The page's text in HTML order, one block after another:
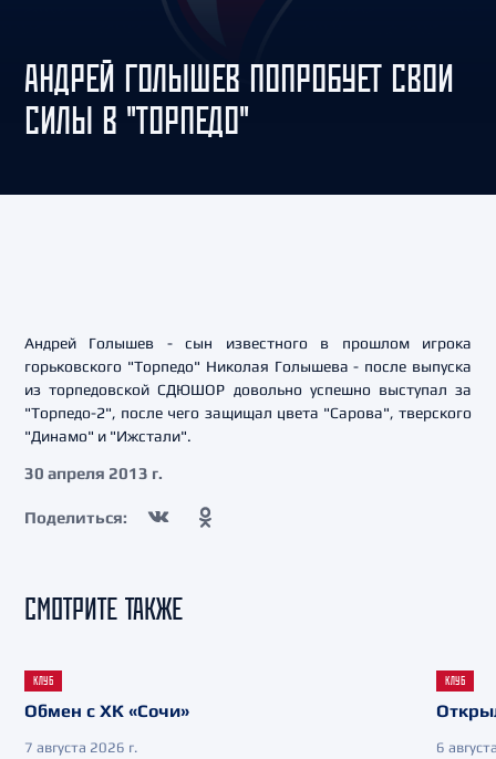
АНДРЕЙ ГОЛЫШЕВ ПОПРОБУЕТ СВОИ
СИЛЫ В "ТОРПЕДО"
Андрей Голышев - сын известного в прошлом игрока
горьковского "Торпедо" Николая Голышева - после выпуска
из торпедовской СДЮШОР довольно успешно выступал за
"Торпедо-2", после чего защищал цвета "Сарова", тверского
"Динамо" и "Ижстали".
30 апреля 2013 г.
Поделиться:
СМОТРИТЕ ТАКЖЕ
КЛУБ
Обмен с ХК «Сочи»
7 августа 2026 г.
КЛУБ
6